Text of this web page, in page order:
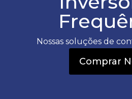
Nossas soluções de
Comprar